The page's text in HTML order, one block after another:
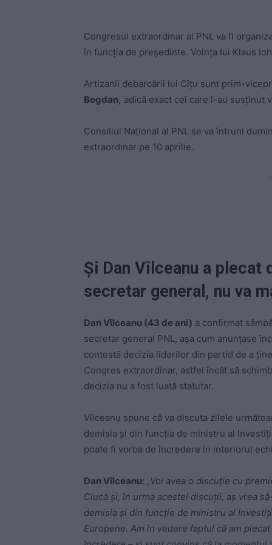
Congresul extraordinar al PNL va fi
în funcția de președinte. Voința lui Klaus
Artizanii debarcării lui Cîțu sunt prim-
Bogdan, adică exact cei care l-au susținut
Consiliul Național al PNL se va întruni
extraordinar pe 10 aprilie.
Și Dan Vîlceanu a plecat
secretar general, nu va
Dan Vîlceanu (43 de ani) a confirmat
secretar general PNL, așa cum anunțase
contestă decizia liderilor din partid de a
Congres extraordinar, astfel încât să
decizia nu a fost luată statutar.
Vîlceanu spune că va discuta zilele
demisia și din funcţia de ministru al
poate fi vorba de încredere în interiorul
Dan Vîlceanu: „Voi avea o discuţie cu
Ciucă şi, în urma acestei discuţii, aş vrea
demisia şi din funcţie de ministru al
Europene. Am în vedere faptul că am